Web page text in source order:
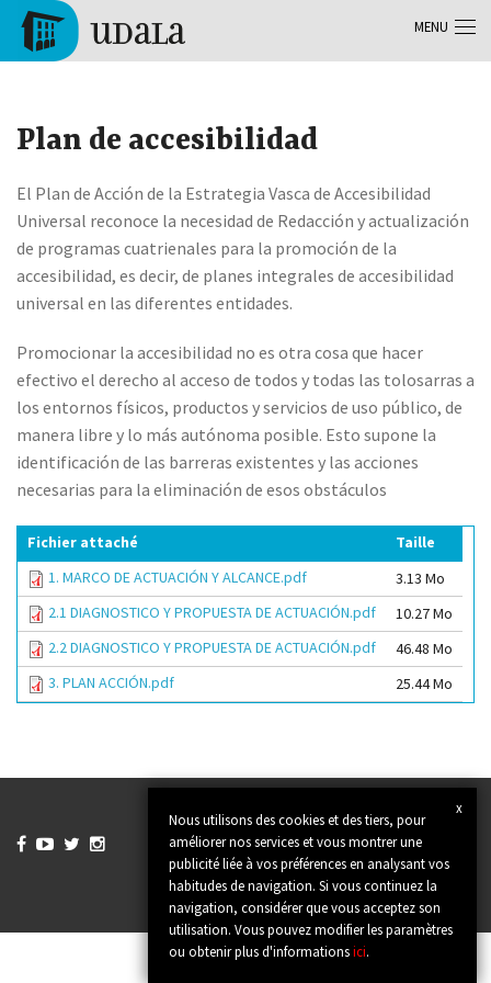
Aller au contenu principal
Plan de accesibilidad
El Plan de Acción de la Estrategia Vasca de Accesibilidad
Universal reconoce la necesidad de Redacción y actualización
de programas cuatrienales para la promoción de la
accesibilidad, es decir, de planes integrales de accesibilidad
universal en las diferentes entidades.
Promocionar la accesibilidad no es otra cosa que hacer
efectivo el derecho al acceso de todos y todas las tolosarras a
los entornos físicos, productos y servicios de uso público, de
manera libre y lo más autónoma posible. Esto supone la
identificación de las barreras existentes y las acciones
necesarias para la eliminación de esos obstáculos
Fichier attaché
Taille
1. MARCO DE ACTUACIÓN Y ALCANCE.pdf
3.13 Mo
2.1 DIAGNOSTICO Y PROPUESTA DE ACTUACIÓN.pdf
10.27 Mo
2.2 DIAGNOSTICO Y PROPUESTA DE ACTUACIÓN.pdf
46.48 Mo
3. PLAN ACCIÓN.pdf
25.44 Mo
x
Nous utilisons des cookies et des tiers, pour
améliorer nos services et vous montrer une
publicité liée à vos préférences en analysant vos
habitudes de navigation. Si vous continuez la
navigation, considérer que vous acceptez son
utilisation. Vous pouvez modifier les paramètres
ou obtenir plus d'informationsici.
   
MENU